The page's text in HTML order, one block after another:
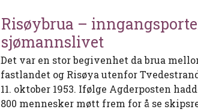
Risøybrua –
sjømannslivet
Det var en stor begivenhet da brua
fastlandet og Risøya utenfor
11. oktober 1953. Ifølge Agderposten
800 mennesker møtt frem for å se